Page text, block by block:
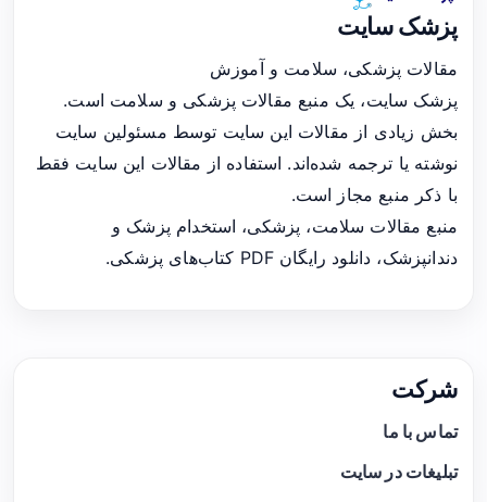
پزشک سایت
مقالات پزشکی، سلامت و آموزش
پزشک سایت، یک منبع مقالات پزشکی و سلامت است.
بخش زیادی از مقالات این سایت توسط مسئولین سایت
نوشته یا ترجمه شده‌اند. استفاده از مقالات این سایت فقط
با ذکر منبع مجاز است.
منبع مقالات سلامت، پزشکی، استخدام پزشک و
دندانپزشک، دانلود رایگان PDF کتاب‌های پزشکی.
شرکت
تماس با ما
تبلیغات در سایت